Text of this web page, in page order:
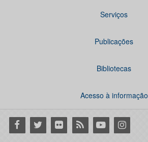
Serviços
Publicações
Bibliotecas
Acesso à informação
Facebook
Twitter Flickr RSS YoutubeInstagram